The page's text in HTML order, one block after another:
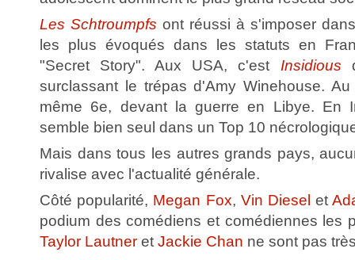
Les Schtroumpfs ont réussi à s'imposer
les plus évoqués dans les statuts en
"Secret Story". Aux USA, c'est Insidious
surclassant le trépas d'Amy Winehouse.
même 6e, devant la guerre en Libye. En
semble bien seul dans un Top 10
Mais dans tous les autres grands pays,
rivalise avec l'actualité générale.
Côté popularité, Megan Fox, Vin Diesel et
podium des comédiens et comédiennes les
Taylor Lautner et Jackie Chan ne sont pas